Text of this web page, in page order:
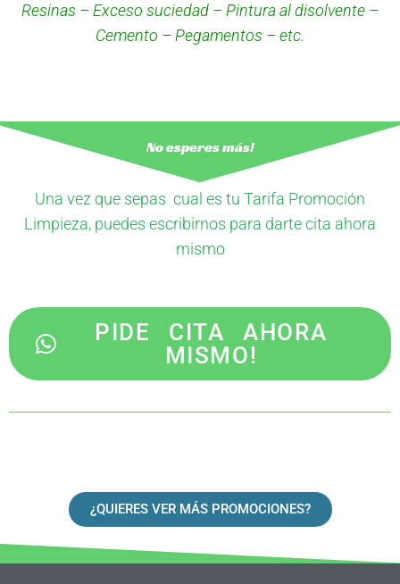
Resinas – Exceso suciedad – Pintura al disolvente –
Cemento – Pegamentos – etc.
No esperes más!
Una vez que sepas cual es tu Tarifa Promoción
Limpieza, puedes escribirnos para darte cita ahora
mismo
PIDE CITA AHORA
MISMO!
¿QUIERES VER MÁS PROMOCIONES?